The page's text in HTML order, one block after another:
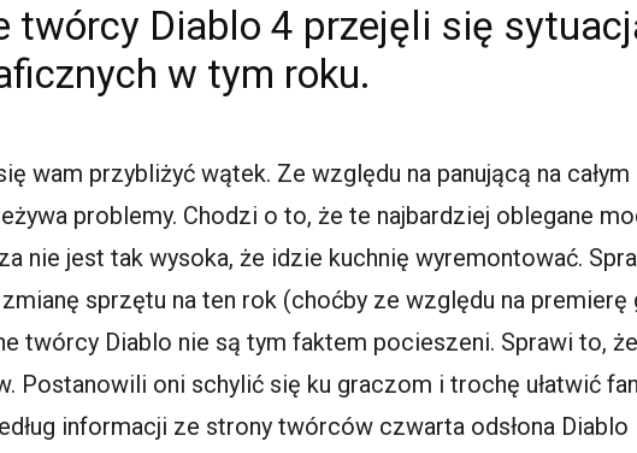
twórcy Diablo 4 przejęli się
w tym roku.
wam przybliżyć wątek. Ze względu na panującą na całym
problemy. Chodzi o to, że te najbardziej oblegane
nie jest tak wysoka, że idzie kuchnię wyremontować.
sprzętu na ten rok (choćby ze względu na premierę
twórcy Diablo nie są tym faktem pocieszeni. Sprawi to, że
Postanowili oni schylić się ku graczom i trochę ułatwić
informacji ze strony twórców czwarta odsłona Diablo